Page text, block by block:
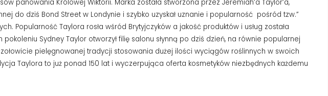
panowania Królowej Wiktorii. Marka została stworzona przez Jeremiah’a Taylor’a,
do dziś Bond Street w Londynie i szybko uzyskał uznanie i popularność pośród tzw.”
Popularność Taylora rosła wśród Brytyjczyków a jakość produktów i usług została
Sydney Taylor otworzył filię salonu słynną po dziś dzień, na równie popularnej
pielęgnowanej tradycji stosowania dużej ilości wyciągów roślinnych w swoich
Taylora to już ponad 150 lat i wyczerpująca oferta kosmetyków niezbędnych każdemu